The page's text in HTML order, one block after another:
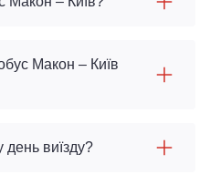
Макон – Київ
день виїзду?